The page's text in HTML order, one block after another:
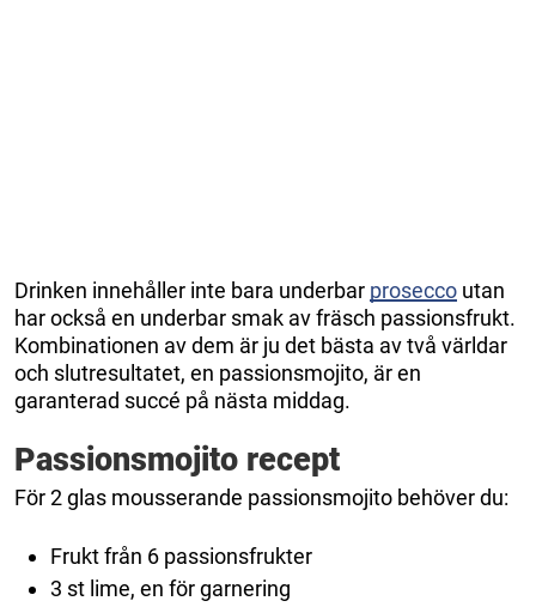
Drinken innehåller inte bara underbar prosecco utan
har också en underbar smak av fräsch passionsfrukt.
Kombinationen av dem är ju det bästa av två världar
och slutresultatet, en passionsmojito, är en
garanterad succé på nästa middag.
Passionsmojito recept
För 2 glas mousserande passionsmojito behöver du:
Frukt från 6 passionsfrukter
3 st lime, en för garnering